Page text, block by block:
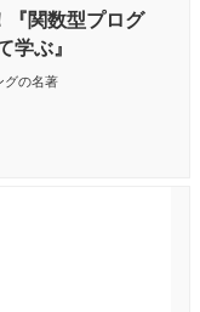
『関数型プログ
学ぶ』
グの名著